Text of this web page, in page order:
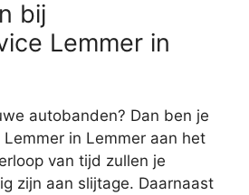
bij
Lemmer in
autobanden? Dan ben je
in Lemmer aan het
van tijd zullen je
zijn aan slijtage. Daarnaast